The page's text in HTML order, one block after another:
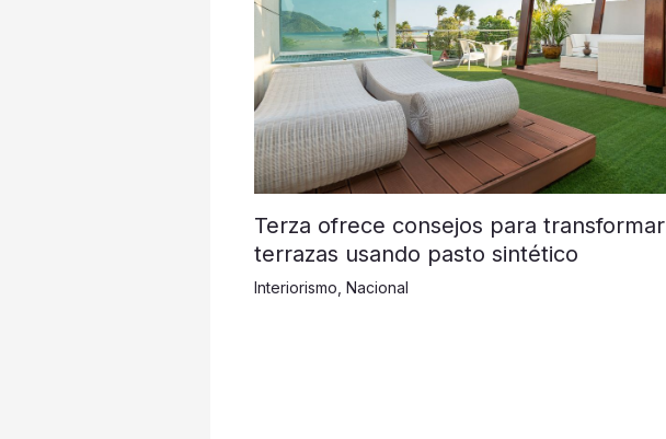
Terza ofrece consejos para transformar
terrazas usando pasto sintético
Interiorismo, Nacional